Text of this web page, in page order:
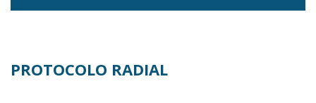
Ginecología / Urología
PROTOCOLO RADIAL